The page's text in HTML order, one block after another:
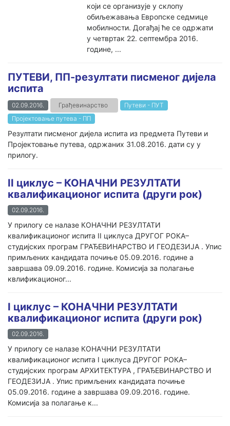
који се организује у склопу
обиљежавања Европске седмице
мобилности. Догађај ће се одржати
у четвртак 22. септембра 2016.
године, ...
ПУТЕВИ, ПП-резултати писменог дијела
испита
02.09.2016. Грађевинарство
Путеви - ПУТ
Пројектовање путева - ПП
Резултати писменог дијела испита из предмета Путеви и
Пројектовање путева, одржаних 31.08.2016. дати су у
прилогу.
II циклус – КОНАЧНИ РЕЗУЛТАТИ
квалификационог испита (други рок)
02.09.2016.
У прилогу се налазе КОНАЧНИ РЕЗУЛТАТИ
квалификационог испита II циклуса ДРУГОГ РОКА–
студијских програм ГРАЂЕВИНАРСТВО И ГЕОДЕЗИЈА . Упис
примљених кандидата почиње 05.09.2016. године а
завршава 09.09.2016. године. Комисија за полагање
квлификационог...
I циклус – КОНАЧНИ РЕЗУЛТАТИ
квалификационог испита (други рок)
02.09.2016.
У прилогу се налазе КОНАЧНИ РЕЗУЛТАТИ
квалификационог испита I циклуса ДРУГОГ РОКА–
студијских програм АРХИТЕКТУРА , ГРАЂЕВИНАРСТВО И
ГЕОДЕЗИЈА . Упис примљених кандидата почиње
05.09.2016. године а завршава 09.09.2016. године.
Комисија за полагање к...